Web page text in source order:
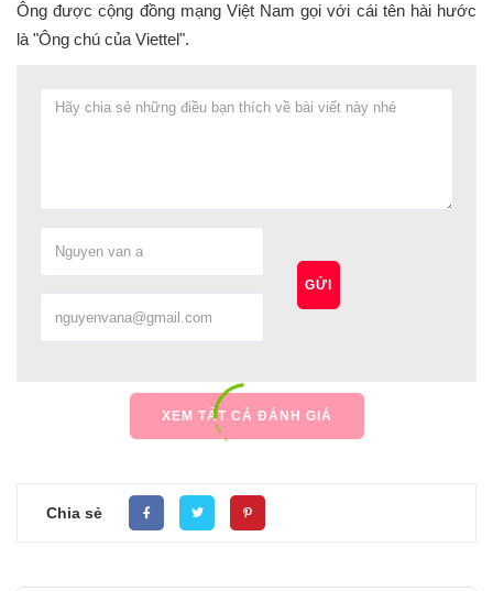
Ông được cộng đồng mạng Việt Nam gọi với cái tên hài hước
là "Ông chú của Viettel".
GỬI
XEM TẤT CẢ ĐÁNH GIÁ
Chia sẻ